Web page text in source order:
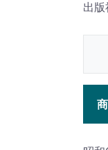
出版